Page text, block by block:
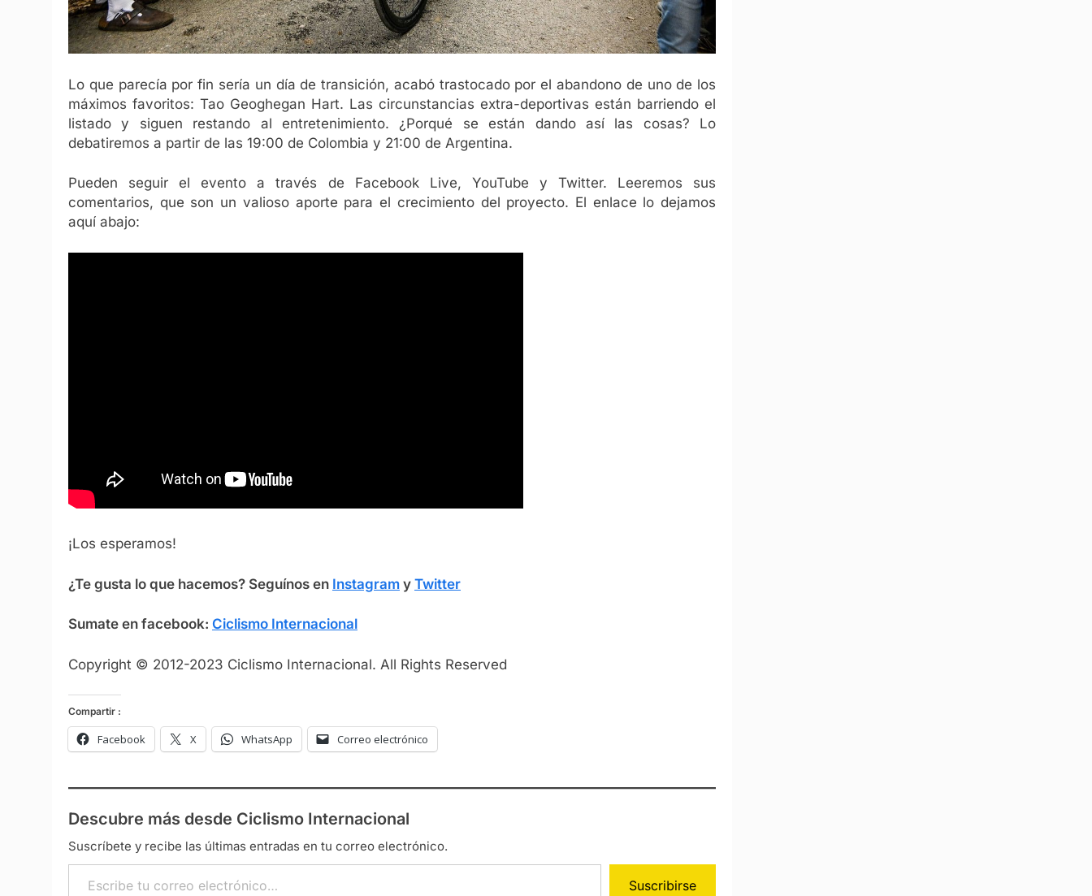
Lo que parecía por fin sería un día de transición, acabó trastocado por el abandono de uno de los
máximos favoritos: Tao Geoghegan Hart. Las circunstancias extra-deportivas están barriendo el
listado y siguen restando al entretenimiento. ¿Porqué se están dando así las cosas? Lo
debatiremos a partir de las 19:00 de Colombia y 21:00 de Argentina.
Pueden seguir el evento a través de Facebook Live, YouTube y Twitter. Leeremos sus
comentarios, que son un valioso aporte para el crecimiento del proyecto. El enlace lo dejamos
aquí abajo:
¡Los esperamos!
¿Te gusta lo que hacemos? Seguínos en Instagram y Twitter
Sumate en facebook: Ciclismo Internacional
Copyright © 2012-2023 Ciclismo Internacional. All Rights Reserved
Compartir :
Facebook X WhatsApp Correo electrónico
Descubre más desde Ciclismo Internacional
Suscríbete y recibe las últimas entradas en tu correo electrónico.
Escribe tu correo electrónico…
Suscribirse